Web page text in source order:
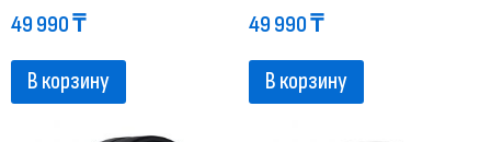
49 990₸
В корзину
49 990₸
В корзину